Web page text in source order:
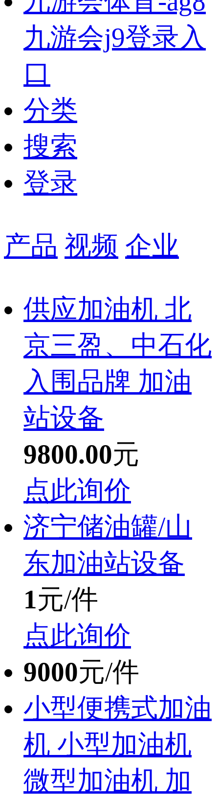
九游会j9登录入
口
分类
搜索
登录
产品 视频 企业
供应加油机 北
京三盈、中石化
入围品牌 加油
站设备
9800.00元
点此询价
济宁储油罐/山
东加油站设备
1元/件
点此询价
9000元/件
小型便携式加油
机 小型加油机
微型加油机 加